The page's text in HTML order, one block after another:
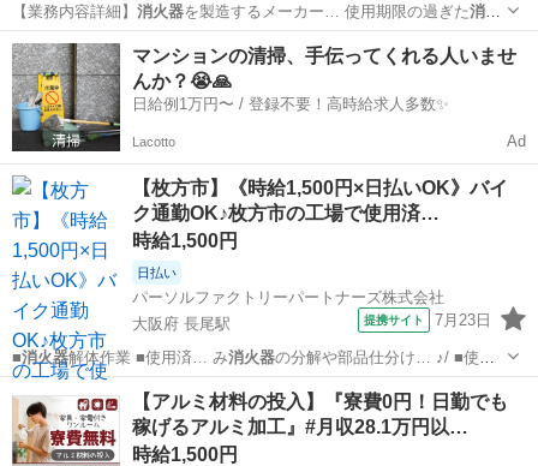
【業務内容詳細】 消火器 を製造するメーカー… 使用期限の過ぎた消火
器を回収し、 分解と… 報】使用期限切れの消火器 充実した教育サ…
三重 伊賀市
マンションの清掃、手伝ってくれる人いませ
んか？😭🙏
日給例1万円〜 / 登録不要！高時給求人多数✨
Lacotto Ad
【枚方市】《時給1,500円×日払いOK》バイ
ク通勤OK♪枚方市の工場で使用済…
時給1,500円
日払い
パーソルファクトリーパートナーズ株式会社
大阪府 長尾駅
提携サイト 7月23日
■消火器解体作業 ■使用済… み消火器の分解や部品仕分け… ♪/ ■使用
済みの消火器を分解し、部品を仕…
仕分け
【アルミ材料の投入】『寮費0円！日勤でも
稼げるアルミ加工』#月収28.1万円以…
時給1,500円